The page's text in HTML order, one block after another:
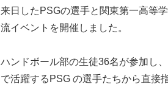
来日したPSGの選手と関東第一高等
流イベントを開催しました。
ハンドボール部の生徒36名が参加し
で活躍するPSG の選手たちから直接